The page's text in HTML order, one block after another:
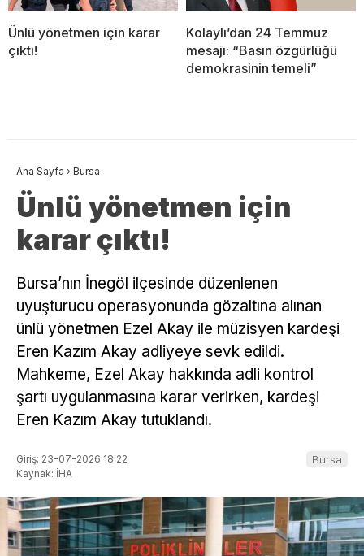
Ünlü yönetmen için karar
çıktı!
Kolaylı’dan 24 Temmuz
mesajı: “Basın özgürlüğü
demokrasinin temeli”
Ana Sayfa › Bursa
Ünlü yönetmen için
karar çıktı!
Bursa’nın İnegöl ilçesinde düzenlenen
uyuşturucu operasyonunda gözaltına alınan
ünlü yönetmen Ezel Akay ile müzisyen kardeşi
Eren Kazım Akay adliyeye sevk edildi.
Mahkeme, Ezel Akay hakkında adli kontrol
şartı uygulanmasına karar verirken, kardeşi
Eren Kazım Akay tutuklandı.
Giriş: 23-07-2026 18:22
Kaynak: İHA
Bursa